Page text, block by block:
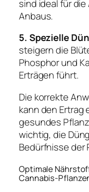
sind ideal für
Anbaus.
5. Spezielle
steigern die
Phosphor und
Erträgen führt.
Die korrekte
kann den
gesundes
wichtig, die
Bedürfnisse der
Optimale
Cannabis-